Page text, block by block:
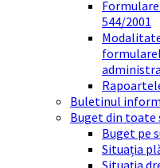
544/2001
Buletinul
Buget din toate
Buget pe
Situația
Situația